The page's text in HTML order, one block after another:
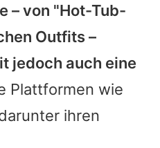
– von "Hot-Tub-
Outfits –
jedoch auch eine
Plattformen wie
ihren